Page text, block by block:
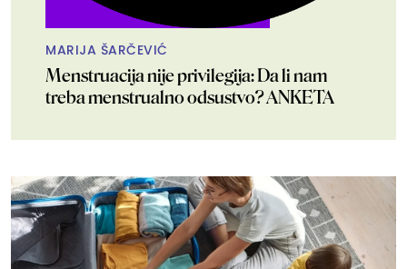
MARIJA ŠARČEVIĆ
Menstruacija nije privilegija: Da li nam
treba menstrualno odsustvo? ANKETA